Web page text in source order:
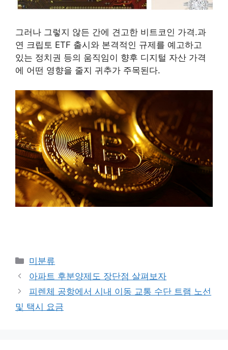
그러나 그렇지 않든 간에 견고한 비트코인 가격.과
연 크립토 ETF 출시와 본격적인 규제를 예고하고
있는 정치권 등의 움직임이 향후 디지털 자산 가격
에 어떤 영향을 줄지 귀추가 주목된다.
Categories
미분류
아파트 후분양제도 장단점 살펴보자
피렌체 공항에서 시내 이동 교통 수단 트램 노선
및 택시 요금